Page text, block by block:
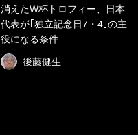
消えたW杯トロフィー、日本
代表が｢独立記念日7・4｣の主
役になる条件
後藤健生